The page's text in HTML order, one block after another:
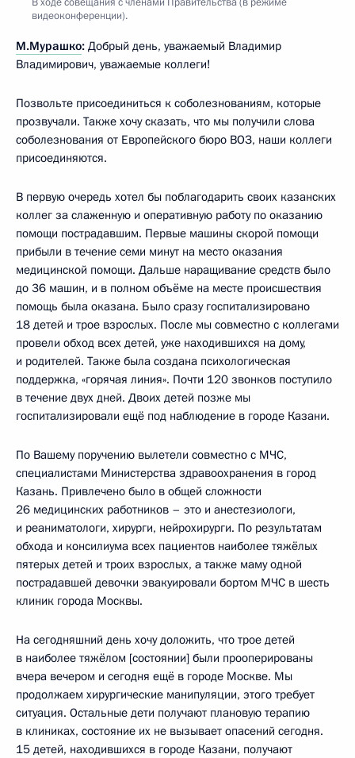
видеоконференции).
М.Мурашко: Добрый день, уважаемый Владимир
Владимирович, уважаемые коллеги!
Позвольте присоединиться к соболезнованиям, которые
прозвучали. Также хочу сказать, что мы получили слова
соболезнования от Европейского бюро ВОЗ, наши коллеги
присоединяются.
В первую очередь хотел бы поблагодарить своих казанских
коллег за слаженную и оперативную работу по оказанию
помощи пострадавшим. Первые машины скорой помощи
прибыли в течение семи минут на место оказания
медицинской помощи. Дальше наращивание средств было
до 36 машин, и в полном объёме на месте происшествия
помощь была оказана. Было сразу госпитализировано
18 детей и трое взрослых. После мы совместно с коллегами
провели обход всех детей, уже находившихся на дому,
и родителей. Также была создана психологическая
поддержка, «горячая линия». Почти 120 звонков поступило
в течение двух дней. Двоих детей позже мы
госпитализировали ещё под наблюдение в городе Казани.
По Вашему поручению вылетели совместно с МЧС,
специалистами Министерства здравоохранения в город
Казань. Привлечено было в общей сложности
26 медицинских работников – это и анестезиологи,
и реаниматологи, хирурги, нейрохирурги. По результатам
обхода и консилиума всех пациентов наиболее тяжёлых
пятерых детей и троих взрослых, а также маму одной
пострадавшей девочки эвакуировали бортом МЧС в шесть
клиник города Москвы.
На сегодняшний день хочу доложить, что трое детей
в наиболее тяжёлом [состоянии] были прооперированы
вчера вечером и сегодня ещё в городе Москве. Мы
продолжаем хирургические манипуляции, этого требует
ситуация. Остальные дети получают плановую терапию
в клиниках, состояние их не вызывает опасений сегодня.
15 детей, находившихся в городе Казани, получают